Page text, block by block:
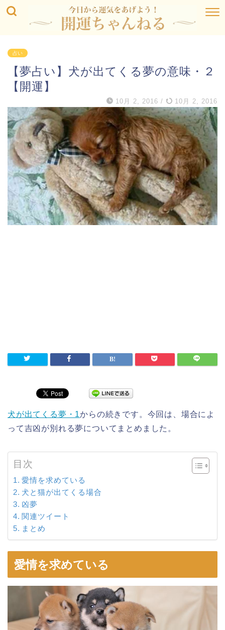
占い
【夢占い】犬が出てくる夢の意味・２
【開運】
10月 2, 2016 / 10月 2, 2016
犬が出てくる夢・1からの続きです。今回は、場合によ
って吉凶が別れる夢についてまとめました。
目次
愛情を求めている
犬と猫が出てくる場合
凶夢
関連ツイート
まとめ
愛情を求めている